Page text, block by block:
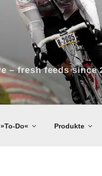
– fresh feeds since
»To-Do« Produkte